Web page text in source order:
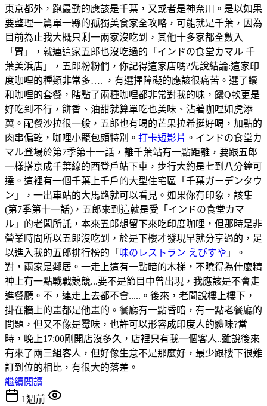
東京都外，跑最勤的應該是千葉，又或者是神奈川。是以如果
要整理一篇單一縣的孤獨美食家全攻略，可能就是千葉，因為
目前為止我大概只剩一兩家沒吃到，其他十多家都全數入
「胃」，就連這家五郎也沒吃過的「インドの食堂カマル 千
葉美浜店」，五郎粉粉們，你記得這家店嗎?先說結論:這家印
度咖哩的種類非常多…. ，有選擇障礙的應該很痛苦。選了饢
和咖哩的套餐，瞎點了兩種咖哩都非常對我的味，饢Q軟更是
好吃到不行，餅香、油甜就算單吃也美味、沾著咖哩如虎添
翼。配餐沙拉很一般，五郎也有喝的芒果拉希挺好喝，加點的
肉串偏乾，咖哩小籠包頗特別。 打卡短影片 。インドの食堂カ
マル登場於第7季第十一話，離千葉站有一點距離，要跟五郎
一樣搭京成千葉線的西登戶站下車，步行大約是七到八分鐘可
達。這裡有一個千葉上千戶的大型住宅區「千葉ガーデンタウ
ン」，一出車站的大馬路就可以看見。如果你有印象，該集
(第7季第十一話)，五郎來到這就是受「インドの食堂カマ
ル」的老闆所託，本來五郎想留下來吃印度咖哩，但那時是非
營業時間所以五郎沒吃到，於是下樓才發現早就分享過的，足
以進入我的五郎排行榜的「 味のレストラン えびすや 」。
對，兩家是鄰居。一走上這有一點暗的木梯，不曉得為什麼精
神上有一點戰戰競競...要不是節目中曾出現，我應該是不會走
進餐廳。不，連走上去都不會.....。後來，老闆說樓上樓下，
掛在牆上的畫都是他畫的。餐廳有一點昏暗，有一點老餐廳的
問題，但又不像是霉味，也許可以形容成印度人的體味?當
時，晚上17:00剛開店沒多久，店裡只有我一個客人..雖說後來
有來了兩三組客人，但好像生意不是那麼好，最少跟樓下很難
訂到位的相比，有很大的落差。
繼續閱讀
1週前